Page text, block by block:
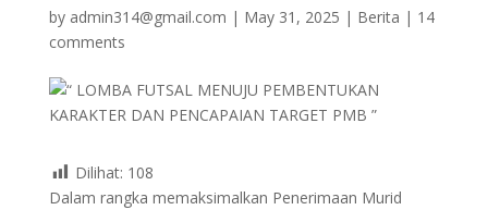
by admin314@gmail.com | May 31, 2025 | Berita | 14
comments
Dilihat: 108
Dalam rangka memaksimalkan Penerimaan Murid